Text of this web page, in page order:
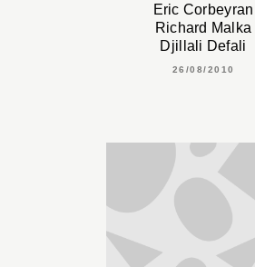
Eric Corbeyran
Richard Malka
Djillali Defali
26/08/2010